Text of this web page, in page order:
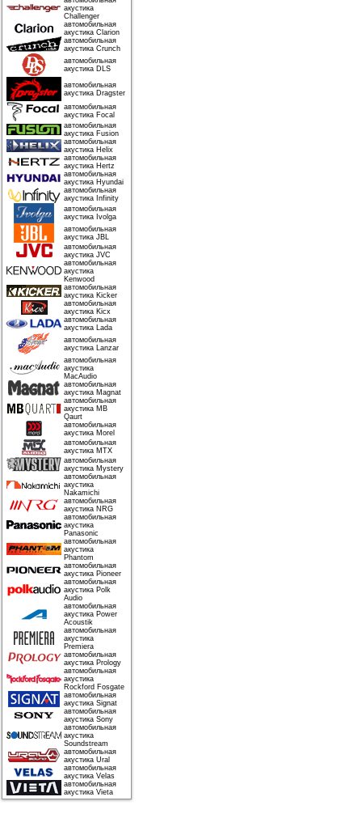
акустика
Challenger
автомобильная
акустика Clarion
автомобильная
акустика Crunch
автомобильная
акустика DLS
автомобильная
акустика Dragster
автомобильная
акустика Focal
автомобильная
акустика Fusion
автомобильная
акустика Helix
автомобильная
акустика Hertz
автомобильная
акустика Hyundai
автомобильная
акустика Infinity
автомобильная
акустика Ivolga
автомобильная
акустика JBL
автомобильная
акустика JVC
автомобильная
акустика
Kenwood
автомобильная
акустика Kicker
автомобильная
акустика Kicx
автомобильная
акустика Lada
автомобильная
акустика Lanzar
автомобильная
акустика
MacAudio
автомобильная
акустика Magnat
автомобильная
акустика MB
Qaurt
автомобильная
акустика Morel
автомобильная
акустика MTX
автомобильная
акустика Mystery
автомобильная
акустика
Nakamichi
автомобильная
акустика NRG
автомобильная
акустика
Panasonic
автомобильная
акустика
Phantom
автомобильная
акустика Pioneer
автомобильная
акустика Polk
Audio
автомобильная
акустика Power
Acoustik
автомобильная
акустика
Premiera
автомобильная
акустика Prology
автомобильная
акустика
Rockford Fosgate
автомобильная
акустика Signat
автомобильная
акустика Sony
автомобильная
акустика
Soundstream
автомобильная
акустика Ural
автомобильная
акустика Velas
автомобильная
акустика Vieta